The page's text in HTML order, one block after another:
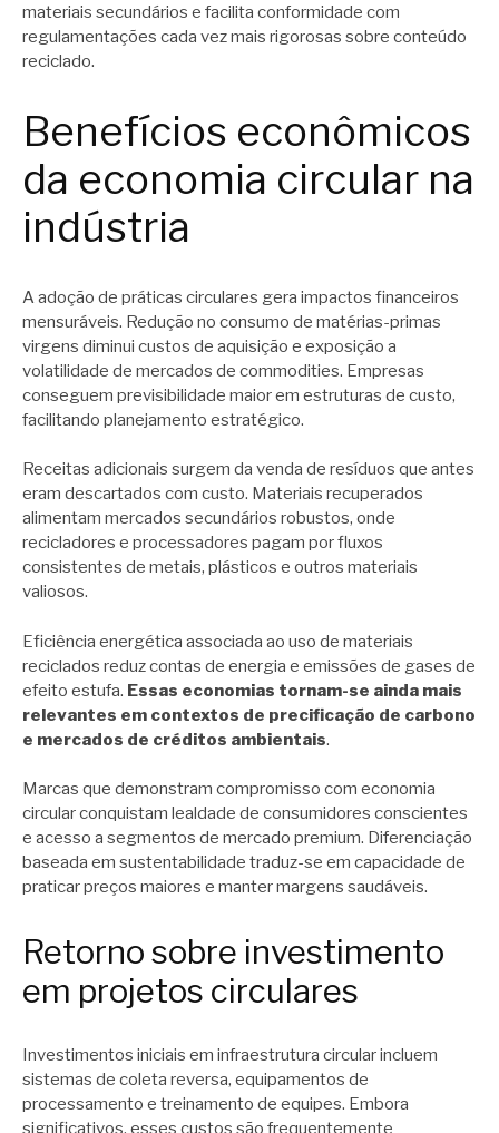
materiais secundários e facilita conformidade com
regulamentações cada vez mais rigorosas sobre conteúdo
reciclado.
Benefícios econômicos
da economia circular na
indústria
A adoção de práticas circulares gera impactos financeiros
mensuráveis. Redução no consumo de matérias-primas
virgens diminui custos de aquisição e exposição a
volatilidade de mercados de commodities. Empresas
conseguem previsibilidade maior em estruturas de custo,
facilitando planejamento estratégico.
Receitas adicionais surgem da venda de resíduos que antes
eram descartados com custo. Materiais recuperados
alimentam mercados secundários robustos, onde
recicladores e processadores pagam por fluxos
consistentes de metais, plásticos e outros materiais
valiosos.
Eficiência energética associada ao uso de materiais
reciclados reduz contas de energia e emissões de gases de
efeito estufa. Essas economias tornam-se ainda mais
relevantes em contextos de precificação de carbono
e mercados de créditos ambientais.
Marcas que demonstram compromisso com economia
circular conquistam lealdade de consumidores conscientes
e acesso a segmentos de mercado premium. Diferenciação
baseada em sustentabilidade traduz-se em capacidade de
praticar preços maiores e manter margens saudáveis.
Retorno sobre investimento
em projetos circulares
Investimentos iniciais em infraestrutura circular incluem
sistemas de coleta reversa, equipamentos de
processamento e treinamento de equipes. Embora
significativos, esses custos são frequentemente